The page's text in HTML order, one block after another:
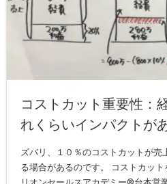
コストカット重要性：
れくらいインパクトが
ズバリ、１０％のコストカットが売
る場合があるのです。 コストカッ